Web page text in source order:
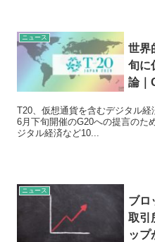
ニュース
世界
旬に
論｜
T20、仮想通貨を含むデジタル経
6月下旬開催のG20への提言のた
ジタル経済など10...
ニュース
ブロ
取引
ップ